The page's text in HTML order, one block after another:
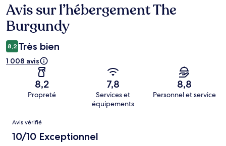
Avis
Avis sur l’hébergement The
Burgundy
8,2 Très bien
1 008 avis
8,2
Propreté
7,8
Services et
équipements
8,8
Personnel et service
Avis
Avis vérifié
10/10 Exceptionnel